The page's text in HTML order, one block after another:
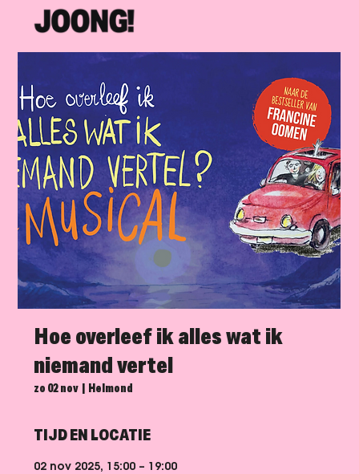
Hoe overleef ik alles wat ik
niemand vertel
zo 02 nov Helmond
TIJD EN LOCATIE
02 nov 2025, 15:00 – 19:00